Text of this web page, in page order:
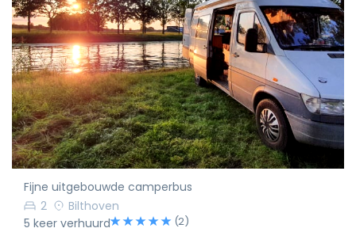
Fijne uitgebouwde camperbus
2
Bilthoven
5 keer verhuurd
(2)